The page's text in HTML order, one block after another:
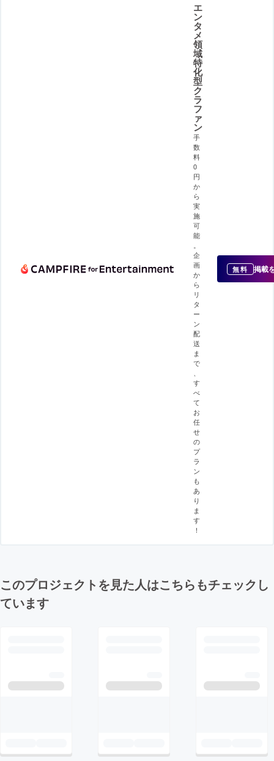
エ
ン
タ
メ
領
域
特
化
型
ク
ラ
フ
ァ
ン
手
数
料
0
円
か
ら
実
施
可
能
企
画
か
ら
リ
タ
ー
ン
配
送
ま
で
す
べ
て
お
任
せ
の
プ
ラ
ン
も
あ
り
ま
す
！
無料 掲載
このプロジェクトを見た人はこちらもチェックし
ています